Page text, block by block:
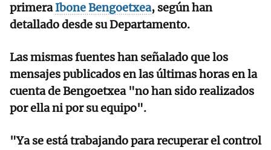
primeraIbone Bengoetxea, según han
detallado desde su Departamento.
Las mismas fuentes han señalado que los
mensajes publicados en las últimas horas en la
cuenta de Bengoetxea "no han sido realizados
por ella ni por su equipo".
"Ya se está trabajando para recuperar el control